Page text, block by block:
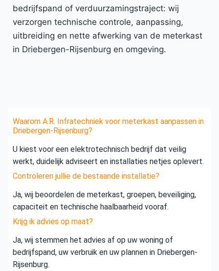
bedrijfspand of verduurzamingstraject: wij
verzorgen technische controle, aanpassing,
uitbreiding en nette afwerking van de meterkast
in Driebergen-Rijsenburg en omgeving.
Waarom A.R. Infratechniek voor meterkast aanpassen in
Driebergen-Rijsenburg?
U kiest voor een elektrotechnisch bedrijf dat veilig
werkt, duidelijk adviseert en installaties netjes oplevert.
Controleren jullie de bestaande installatie?
Ja, wij beoordelen de meterkast, groepen, beveiliging,
capaciteit en technische haalbaarheid vooraf.
Krijg ik advies op maat?
Ja, wij stemmen het advies af op uw woning of
bedrijfspand, uw verbruik en uw plannen in Driebergen-
Rijsenburg.